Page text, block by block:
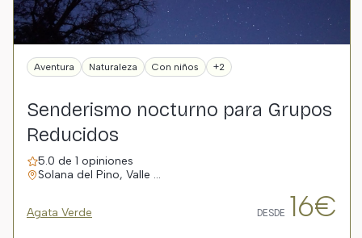
Aventura Naturaleza Con niños +2
Senderismo nocturno para Grupos
Reducidos
5.0 de 1 opiniones
Solana del Pino, Valle …
Agata Verde DESDE 16€